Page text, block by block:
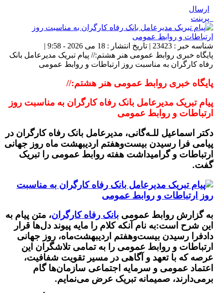
ارسال
پرینت
شناسه خبر : 23423 | تاریخ انتشار : 18 می 2026 - 9:58 |
پایگاه خبری روابط عمومی هنر هشتم:// پیام تبریک مدیرعامل بانک
رفاه کارگران به مناسبت روز ارتباطات و روابط عمومی
پایگاه خبری روابط عمومی هنر هشتم://
پیام تبریک مدیرعامل بانک رفاه کارگران به مناسبت روز
ارتباطات و روابط عمومی
دکتر اسماعیل للـه‌گانی، مدیرعامل بانک رفاه کارگران در
پیامی فرا رسیدن بیست‌وهفتم اردیبهشت ماه روز جهانی
ارتباطات و گرامیداشت هفته روابط عمومی را تبریک
گفت.
به گزارش روابط عمومی بانک رفاه کارگران، متن پیام به
این شرح است:به نام آنکه کلام را مایه پیوند دل‌ها قرار
دادفرا رسیدن بیست‌وهفتم اردیبهشت‌ماه، روز جهانی
ارتباطات و روابط عمومی را به تمامی تلاشگران این
عرصه که با تعهد و آگاهی در مسیر تقویت شفافیت،
اعتماد عمومی و سرمایه اجتماعی سازمان‌ها گام
برمی‌دارند، صمیمانه تبریک عرض می‌نمایم.